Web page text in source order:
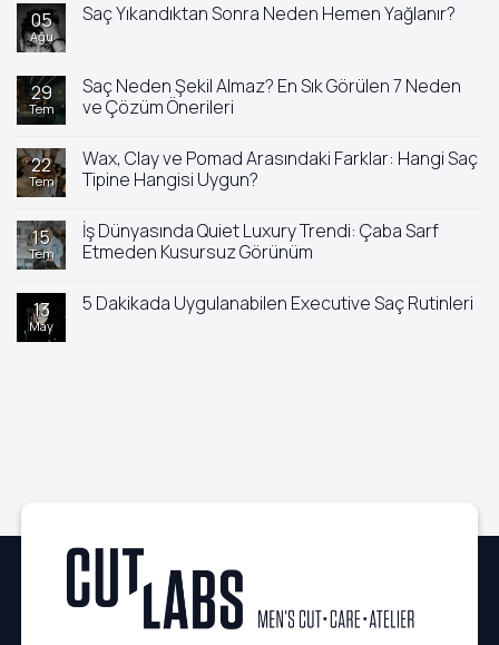
05
Ağu
Saç Yıkandıktan Sonra Neden Hemen Yağlanır?
Yıkandıktan
Sonra
Neden
Hemen
29
Tem
Saç Neden Şekil Almaz? En Sık Görülen 7 Neden
ve Çözüm Önerileri
Saç
Neden
Şekil
En
Sık
Görülen
7
Çözüm
22
Tem
Wax, Clay ve Pomad Arasındaki Farklar: Hangi Saç
Tipine Hangisi Uygun?
yok
Wax,
Clay
ve
Farklar:
15
Tem
İş Dünyasında Quiet Luxury Trendi: Çaba Sarf
Etmeden Kusursuz Görünüm
İş
13
May
5 Dakikada Uygulanabilen Executive Saç Rutinleri